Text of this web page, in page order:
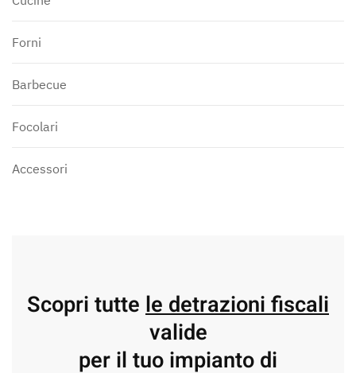
Forni
Barbecue
Focolari
Accessori
Scopri tutte le detrazioni fiscali
valide
per il tuo impianto di